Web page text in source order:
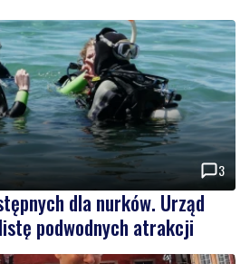
3
dla nurków. Urząd
podwodnych atrakcji